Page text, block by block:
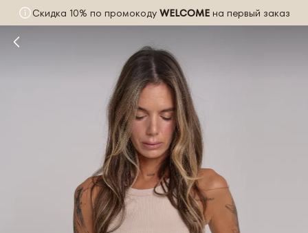
Скидка 10% по промокоду WELCOME на первый заказ